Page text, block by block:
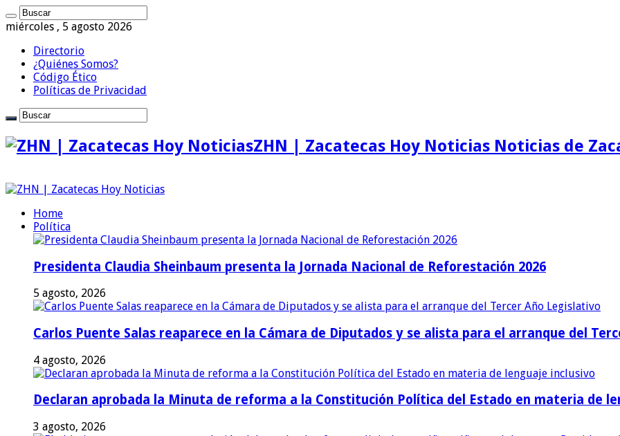
miércoles , 5 agosto 2026
Directorio
¿Quiénes Somos?
Código Ético
Políticas de Privacidad
ZHN | Zacatecas Hoy Noticias Noticias de
Home
Política
Presidenta Claudia Sheinbaum presenta la Jornada Nacional de Reforestación 2026
5 agosto, 2026
Carlos Puente Salas reaparece en la Cámara de Diputados y se alista para el arranque del
4 agosto, 2026
Declaran aprobada la Minuta de reforma a la Constitución Política del Estado en materia de
3 agosto, 2026